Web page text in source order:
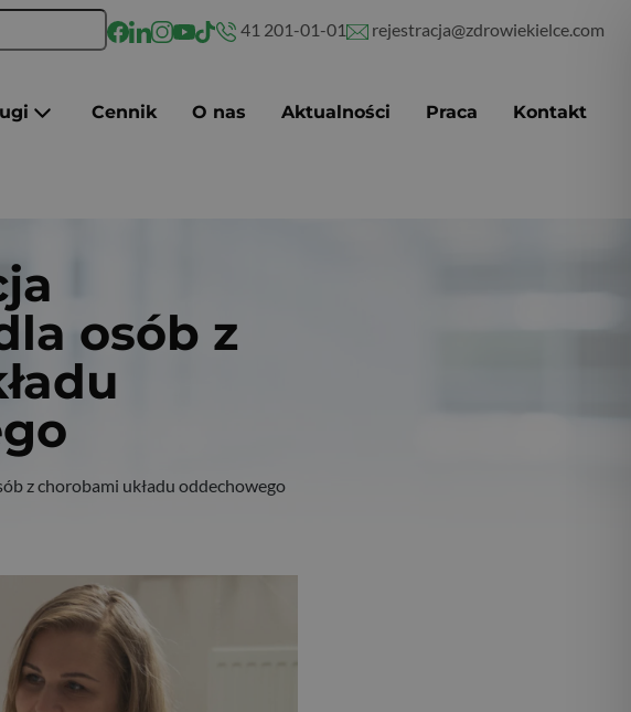
41 201-01-01 rejestracja@zdrowiekielce.com
Cennik O nas Aktualności Praca Kontakt
osób z
z chorobami układu oddechowego